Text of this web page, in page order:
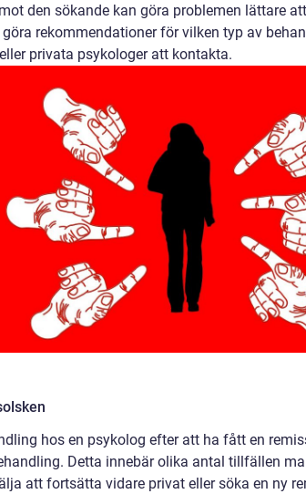
den sökande kan göra problemen lättare
rekommendationer för vilken typ av
privata psykologer att kontakta.
hos en psykolog efter att ha fått en
Detta innebär olika antal tillfällen
att fortsätta vidare privat eller söka en ny